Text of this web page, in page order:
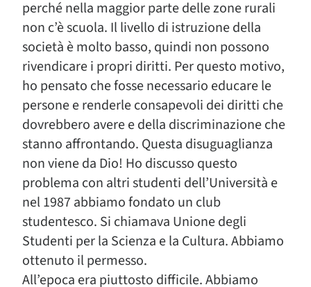
perché nella maggior parte delle zone rurali
non c’è scuola. Il livello di istruzione della
società è molto basso, quindi non possono
rivendicare i propri diritti. Per questo motivo,
ho pensato che fosse necessario educare le
persone e renderle consapevoli dei diritti che
dovrebbero avere e della discriminazione che
stanno affrontando. Questa disuguaglianza
non viene da Dio! Ho discusso questo
problema con altri studenti dell’Università e
nel 1987 abbiamo fondato un club
studentesco. Si chiamava Unione degli
Studenti per la Scienza e la Cultura. Abbiamo
ottenuto il permesso.
All’epoca era piuttosto difficile. Abbiamo